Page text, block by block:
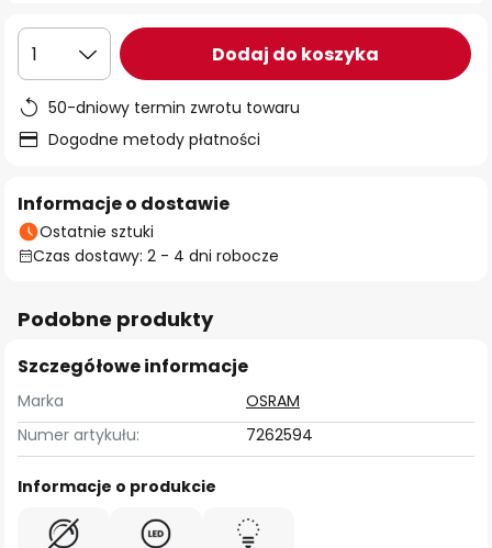
1 Dodaj do koszyka
50-dniowy termin zwrotu towaru
Dogodne metody płatności
Informacje o dostawie
Ostatnie sztuki
Czas dostawy: 2 - 4 dni robocze
Podobne produkty
Szczegółowe informacje
Marka
OSRAM
Numer artykułu:
7262594
Informacje o produkcie